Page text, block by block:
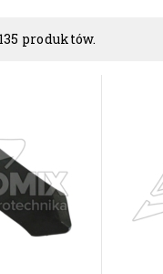
produktów.